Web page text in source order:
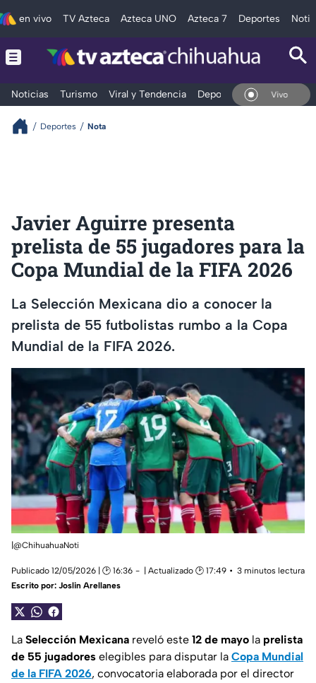
en vivo TV Azteca Azteca UNO Azteca 7 Deportes
Noticias Turismo Viral y Tendencia Deportes Espectáculos
En Vivo
Deportes Nota
Javier Aguirre presenta
prelista de 55 jugadores para la
Copa Mundial de la FIFA 2026
La Selección Mexicana dio a conocer la
prelista de 55 futbolistas rumbo a la Copa
Mundial de la FIFA 2026.
|@ChihuahuaNoti
Publicado 12/05/2026 | 🕑 16:36 | Actualizado 🕑 17:49
3 minutos lectura
Escrito por: Joslin Arellanes
La Selección Mexicana reveló este 12 de mayo la prelista
de 55 jugadores elegibles para disputar la Copa Mundial
de la FIFA 2026, convocatoria elaborada por el director